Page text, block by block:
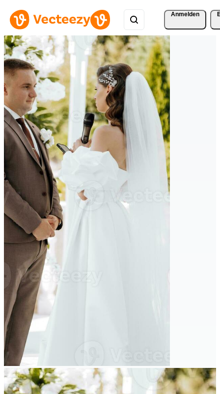
Anmelden